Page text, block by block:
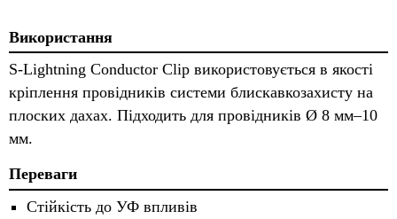
Використання
S-Lightning Conductor Clip використовується в якості
кріплення провідників системи блискавкозахисту на
плоских дахах. Підходить для провідників Ø 8 мм–10
мм.
Переваги
Стійкість до УФ впливів